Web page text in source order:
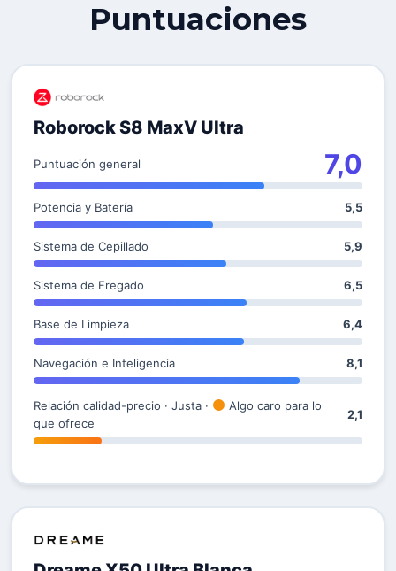
Puntuaciones
Roborock S8 MaxV Ultra
Puntuación general 7,0
Potencia y Batería 5,5
Sistema de Cepillado 5,9
Sistema de Fregado 6,5
Base de Limpieza 6,4
Navegación e Inteligencia 8,1
Relación calidad-precio · Justa ·
Algo caro para lo
que ofrece
2,1